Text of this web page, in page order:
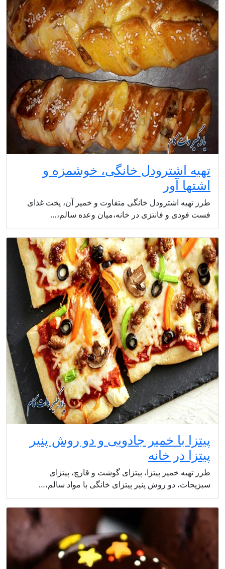
تهیه اشترودل خانگی، خوشمزه و
اشتها آور
طرز تهیه اشترودل خانگی متفاوت و خمیر آن، پخت غذای
فست فودی و فانتزی در خانه،میان وعده سالم،…
پیتزا با خمیر جادویی و دو روش پنیر
پیتزا در خانه
طرز تهیه خمیر پیتزا، پیتزای گوشت و قارچ، پیتزای
سبزیجات، دو روش پنیر پیتزای خانگی با مواد سالم،…